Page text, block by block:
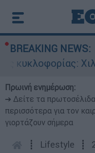
BREAKING NEWS:
Πρωινή ενημέρωση:
➔ Δείτε τα
περισσότερα για τον
γιορτάζουν σήμερα
┋ Lifestyle ┋